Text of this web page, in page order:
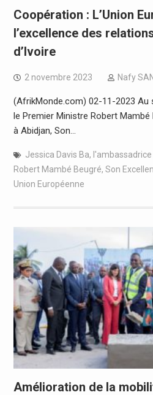
Coopération : L’Union
l’excellence des
d’Ivoire
2 novembre 2023 Nafy
(AfrikMonde.com) 02-11-2023 Au
le Premier Ministre Robert
à Abidjan, Son…
Jessica Davis Ba,
Robert Mambé Beugré, Son
Union Européenne
Amélioration de la